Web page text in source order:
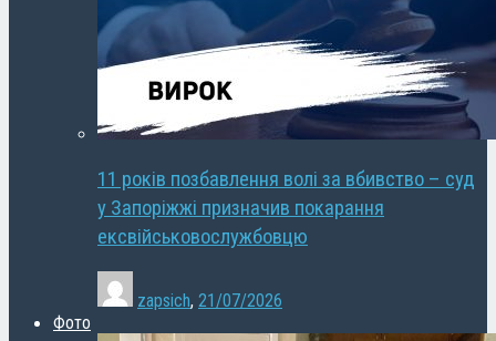
11 років позбавлення волі за вбивство – суд
у Запоріжжі призначив покарання
ексвійськовослужбовцю
zapsich, 21/07/2026
Фото